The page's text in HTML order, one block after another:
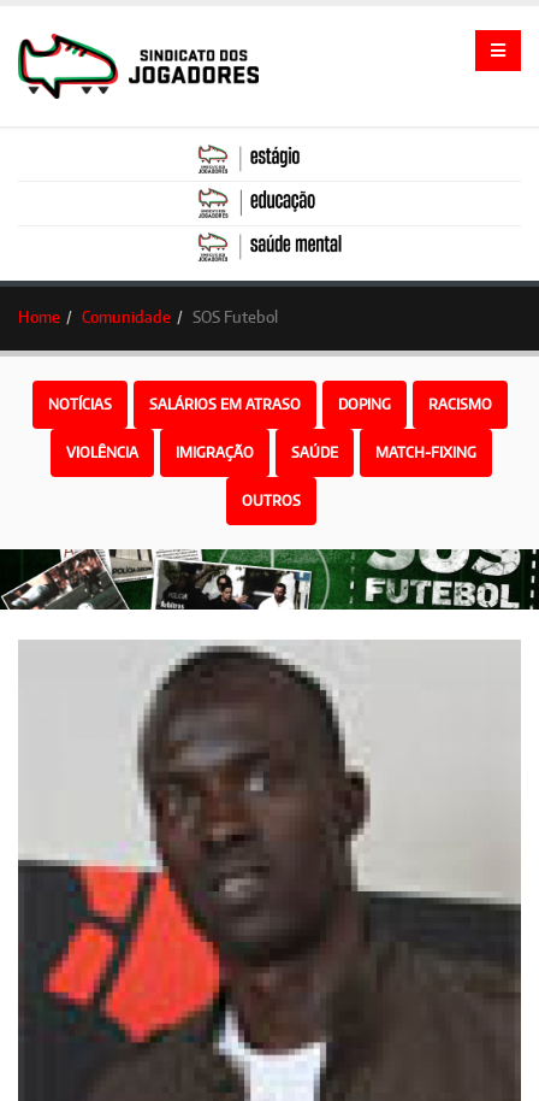
Home Comunidade SOS Futebol
NOTÍCIAS SALÁRIOS EM ATRASO DOPING RACISMO
VIOLÊNCIA IMIGRAÇÃO SAÚDE MATCH-FIXING
OUTROS